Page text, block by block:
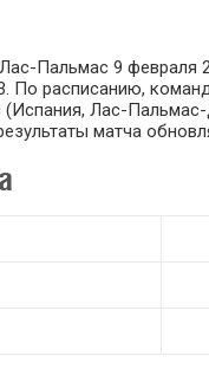
Пальмас 9 февраля
По расписанию,
Лас-
матча